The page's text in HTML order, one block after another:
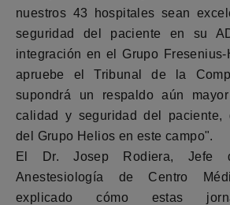
nuestros 43 hospitales sean
seguridad del paciente en su
integración en el Grupo
apruebe el Tribunal de la
supondrá un respaldo aún
calidad y seguridad del paciente,
del Grupo Helios en este campo".
El Dr. Josep Rodiera, Jefe
Anestesiología de Centro
explicado cómo estas